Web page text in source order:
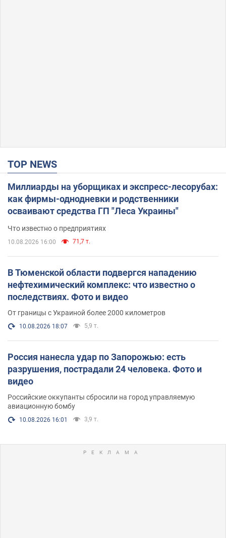
TOP NEWS
Миллиарды на уборщиках и экспресс-лесорубах:
как фирмы-однодневки и родственники
осваивают средства ГП "Леса Украины"
Что известно о предприятиях
10.08.2026 16:00 71,7 т.
В Тюменской области подвергся нападению
нефтехимический комплекс: что известно о
последствиях. Фото и видео
От границы с Украиной более 2000 километров
10.08.2026 18:07 5,9 т.
Россия нанесла удар по Запорожью: есть
разрушения, пострадали 24 человека. Фото и
видео
Российские оккупанты сбросили на город управляемую
авиационную бомбу
10.08.2026 16:01 3,9 т.